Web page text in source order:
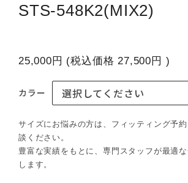
STS-548K2(MIX2)
25,000円 (税込価格27,500円 )
カラー
サイズにお悩みの方は、フィッティング予
談ください。
豊富な実績をもとに、専門スタッフが最適
します。